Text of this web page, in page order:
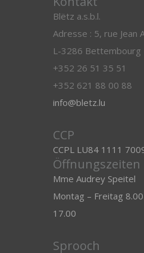
Blëtz a.s.b.l.
Adresse : 5, rue Jean
L-3286 Bettembourg
+352 26 51 35 51
+352 621 88 00 88
info@bletz.lu
CCP
CCPL LU84 1111
Öffnungszeiten
Mme Audrey Speitel
Montag – Freitag
17.00
Sprooch